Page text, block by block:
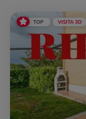
TOP VISITA 3D